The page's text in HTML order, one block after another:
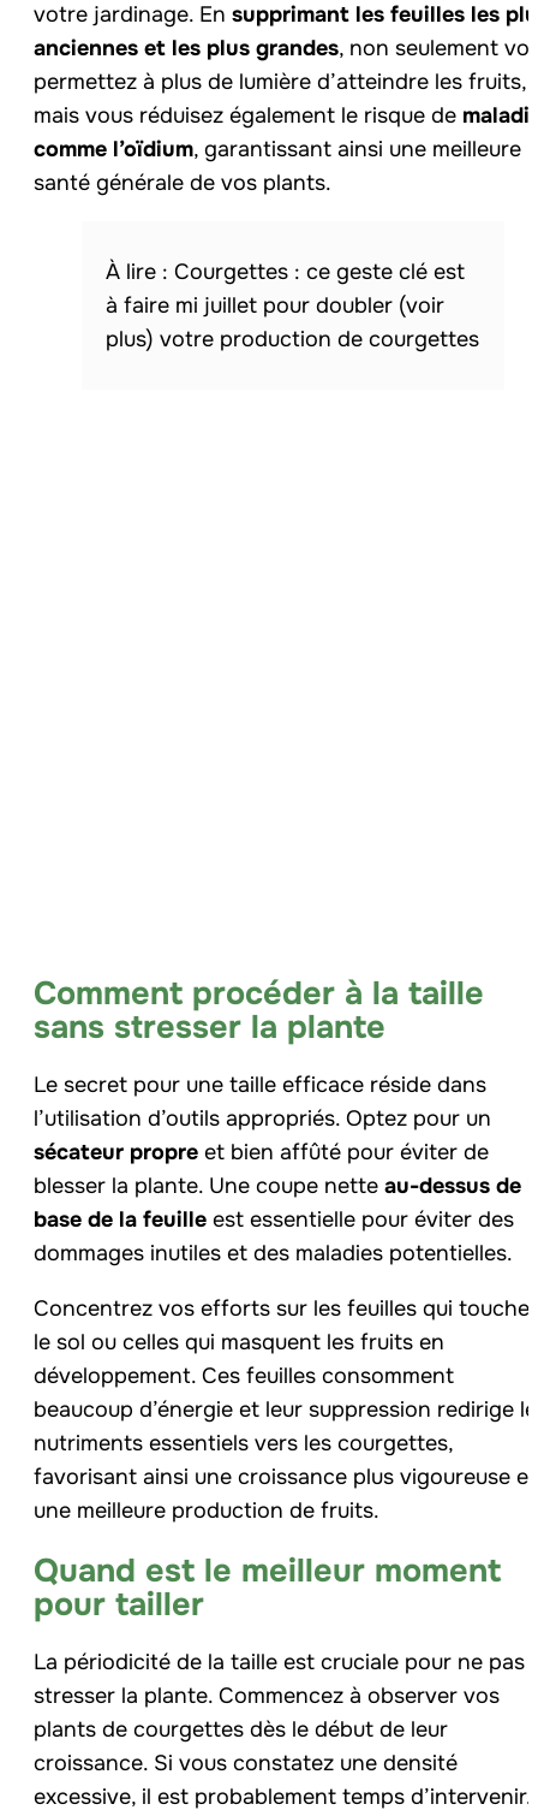
votre jardinage. En supprimant les feuilles les
anciennes et les plus grandes, non seulement
permettez à plus de lumière d’atteindre les fruits,
mais vous réduisez également le risque de
comme l’oïdium, garantissant ainsi une meilleure
santé générale de vos plants.
Courgettes : ce geste clé est
à faire mi juillet pour doubler (voir
plus) votre production de courgettes
Comment procéder à la taille
sans stresser la plante
Le secret pour une taille efficace réside dans
l’utilisation d’outils appropriés. Optez pour un
sécateur propre et bien affûté pour éviter de
blesser la plante. Une coupe nette au-dessus de
base de la feuille est essentielle pour éviter des
dommages inutiles et des maladies potentielles.
Concentrez vos efforts sur les feuilles qui
le sol ou celles qui masquent les fruits en
développement. Ces feuilles consomment
beaucoup d’énergie et leur suppression redirige
nutriments essentiels vers les courgettes,
favorisant ainsi une croissance plus vigoureuse et
une meilleure production de fruits.
Quand est le meilleur moment
pour tailler
La périodicité de la taille est cruciale pour ne pas
stresser la plante. Commencez à observer vos
plants de courgettes dès le début de leur
croissance. Si vous constatez une densité
excessive, il est probablement temps d’intervenir.